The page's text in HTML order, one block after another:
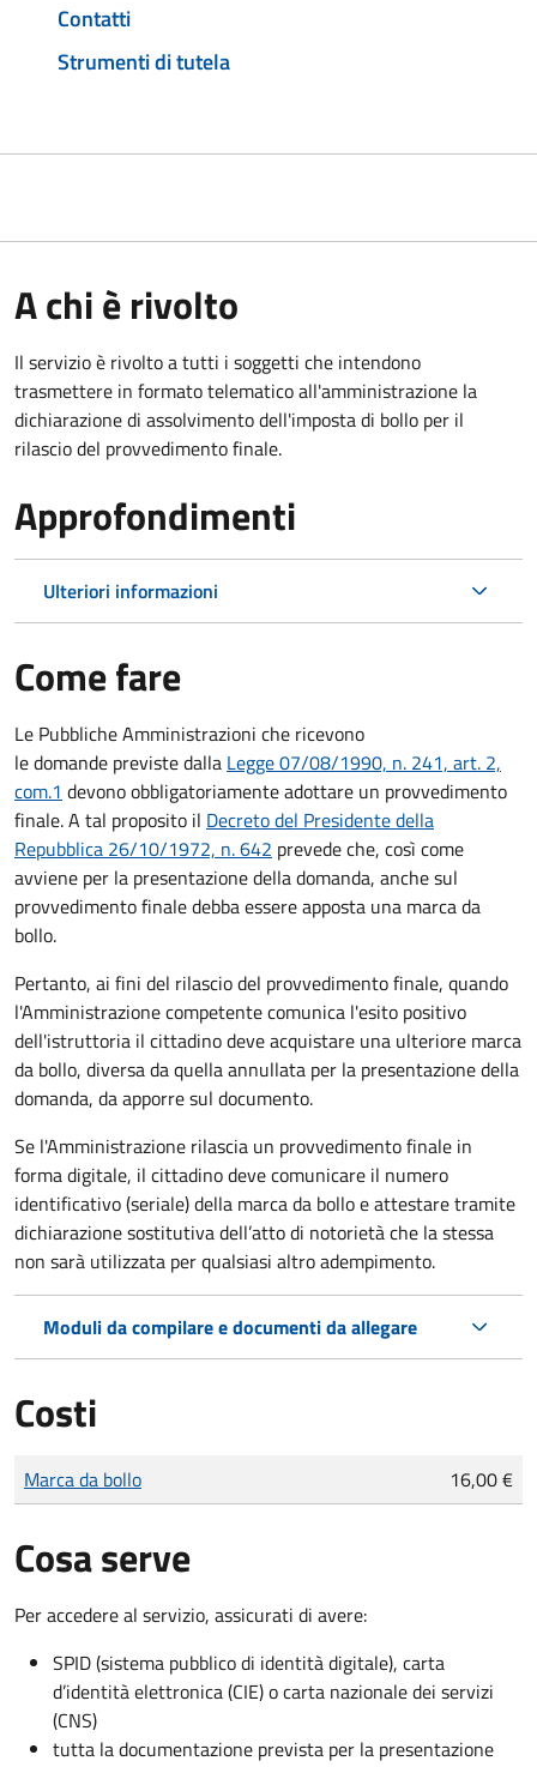
Contatti
Strumenti di tutela
A chi è rivolto
Il servizio è rivolto a tutti i soggetti che intendono
trasmettere in formato telematico all'amministrazione la
dichiarazione di assolvimento dell'imposta di bollo per il
rilascio del provvedimento finale.
Approfondimenti
Ulteriori informazioni
Come fare
Le Pubbliche Amministrazioni che ricevono
le domande previste dalla Legge 07/08/1990, n. 241, art. 2,
com.1 devono obbligatoriamente adottare un provvedimento
finale. A tal proposito il Decreto del Presidente della
Repubblica 26/10/1972, n. 642 prevede che, così come
avviene per la presentazione della domanda, anche sul
provvedimento finale debba essere apposta una marca da
bollo.
Pertanto, ai fini del rilascio del provvedimento finale, quando
l'Amministrazione competente comunica l'esito positivo
dell'istruttoria il cittadino deve acquistare una ulteriore marca
da bollo, diversa da quella annullata per la presentazione della
domanda, da apporre sul documento.
Se l'Amministrazione rilascia un provvedimento finale in
forma digitale, il cittadino devecomunicare il numero
identificativo (seriale) della marca da bollo e attestare tramite
dichiarazione sostitutiva dell’atto di notorietà che la stessa
non sarà utilizzata per qualsiasi altro adempimento.
Moduli da compilare e documenti da allegare
Costi
Tipo di pagamento
Importo
Marca da bollo 16,00 €
Cosa serve
Per accedere al servizio, assicurati di avere:
SPID (sistema pubblico di identità digitale), carta
d’identità elettronica (CIE) o carta nazionale dei servizi
(CNS)
tutta la documentazione prevista per la presentazione